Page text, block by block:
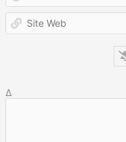
Δ